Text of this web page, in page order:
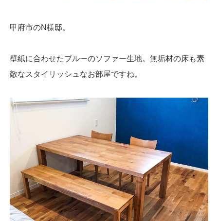
甲府市のN様邸。
壁紙に合わせたブルーのソファー生地。無垢材の床も素
敵なスタイリッシュなお部屋ですね。